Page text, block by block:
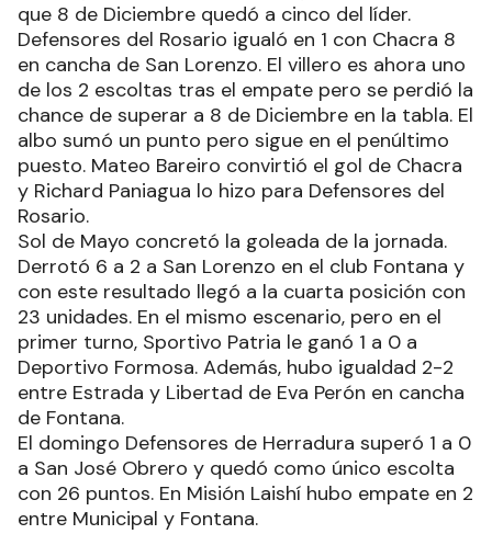
que 8 de Diciembre quedó a cinco del líder.
Defensores del Rosario igualó en 1 con Chacra 8
en cancha de San Lorenzo. El villero es ahora uno
de los 2 escoltas tras el empate pero se perdió la
chance de superar a 8 de Diciembre en la tabla. El
albo sumó un punto pero sigue en el penúltimo
puesto. Mateo Bareiro convirtió el gol de Chacra
y Richard Paniagua lo hizo para Defensores del
Rosario.
Sol de Mayo concretó la goleada de la jornada.
Derrotó 6 a 2 a San Lorenzo en el club Fontana y
con este resultado llegó a la cuarta posición con
23 unidades. En el mismo escenario, pero en el
primer turno, Sportivo Patria le ganó 1 a 0 a
Deportivo Formosa. Además, hubo igualdad 2-2
entre Estrada y Libertad de Eva Perón en cancha
de Fontana.
El domingo Defensores de Herradura superó 1 a 0
a San José Obrero y quedó como único escolta
con 26 puntos. En Misión Laishí hubo empate en 2
entre Municipal y Fontana.